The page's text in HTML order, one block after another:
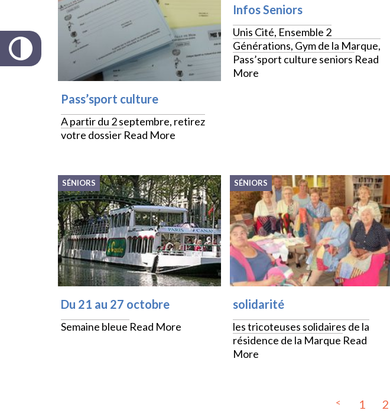
Pass’sport culture
A partir du 2 septembre, retirez
votre dossier Read More
Infos Seniors
Unis Cité, Ensemble 2
Générations, Gym de la Marque,
Pass’sport culture seniors Read
More
SÉNIORS
Du 21 au 27 octobre
Semaine bleue Read More
SÉNIORS
solidarité
les tricoteuses solidaires de la
résidence de la Marque Read
More
< 1 2